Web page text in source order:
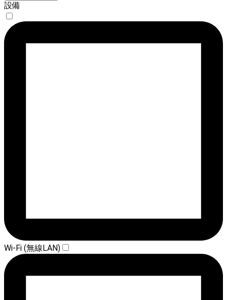
設備
Wi-Fi (無線LAN)